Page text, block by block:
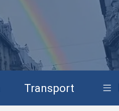
Transport